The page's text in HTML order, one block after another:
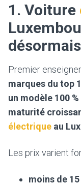
1. Voiture
Premier
marques du top
un modèle 100
maturité
électrique au
Les prix varient
moins de 15